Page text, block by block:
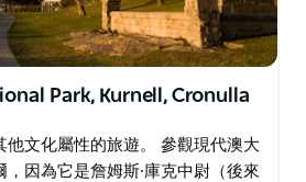
Park, Kurnell, Cronulla
他文化屬性的旅遊。 參觀現代澳大
因為它是詹姆斯·庫克中尉（後來